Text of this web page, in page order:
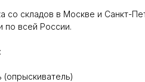
со складов в Москве и Санкт-
по всей России.
(опрыскиватель)